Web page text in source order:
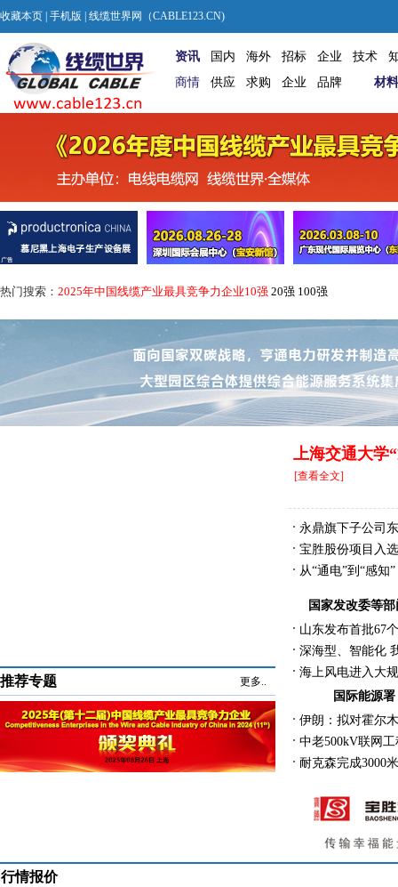
收藏本页 手机版 | 线缆世界网（CABLE123.CN)
资讯 国内 海外 招标 企业 技术
商情
供应 求购 企业 品牌 材料
热门搜索： 2025年中国线缆产业最具竞争力企业10强 20强 100强
更多..
推荐专题
上海交通大学
校董聘任
[查看全文]
永鼎旗下子公司
业周
宝胜股份项目入
例
从“通电”到“感知
国家发改委等
山东发布首批67
深海型、智能化
列
海上风电进入大
国际能源
伊朗：拟对霍尔
中老500kV联网
与
耐克森完成3000
行情报价